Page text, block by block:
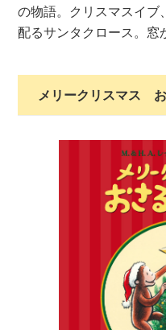
の物語。クリスマスイブ
配るサンタクロース。
メリークリスマス